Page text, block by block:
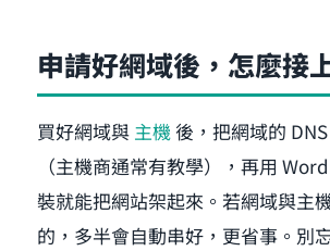
申請好網域後，怎麼接
買好網域與 主機 後，把網域的
（主機商通常有教學），再用
裝就能把網站架起來。若網域與主
的，多半會自動串好，更省事。別